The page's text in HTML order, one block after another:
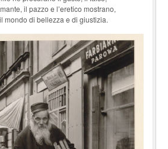
il pazzo e l’eretico mostrano,
mondo di bellezza e di giustizia.